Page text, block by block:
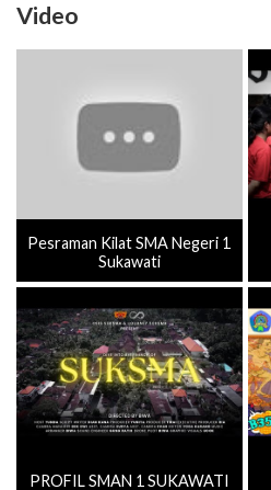
Video
Pesraman Kilat SMA Negeri 1
Sukawati
PROFIL SMAN 1 SUKAWATI